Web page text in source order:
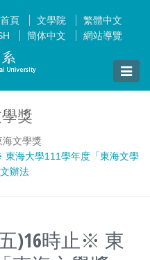
頁 文學院
繁體中文
簡体中文 網站導覽
Toggle
獎
海文學獎
海大學111學年度「東海文學
辦法
)16時止※ 東